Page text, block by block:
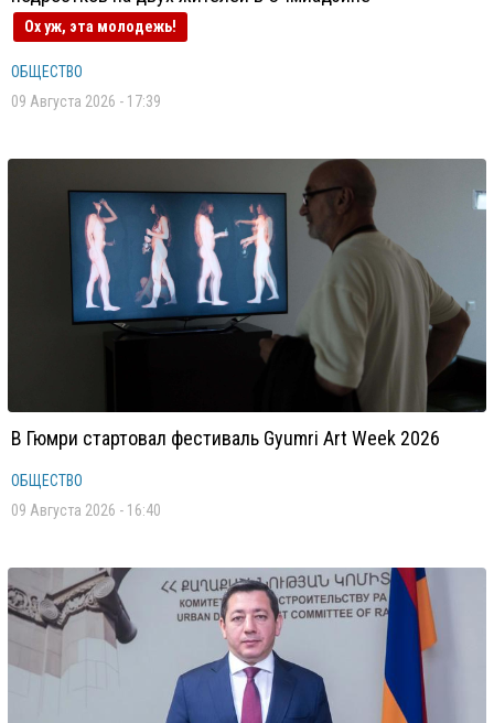
Ох уж, эта молодежь!
ОБЩЕСТВО
09 Августа 2026 - 17:39
В Гюмри стартовал фестиваль Gyumri Art Week 2026
ОБЩЕСТВО
09 Августа 2026 - 16:40